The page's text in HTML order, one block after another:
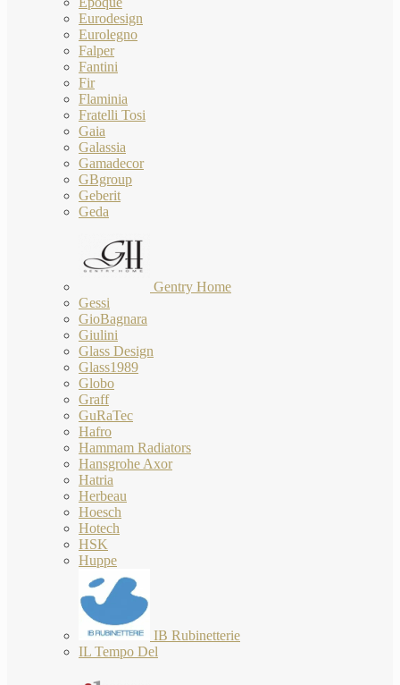
Eurodesign
Eurolegno
Falper
Fantini
Fir
Flaminia
Fratelli Tosi
Gaia
Galassia
Gamadecor
GBgroup
Geberit
Geda
Gentry Home
Gessi
GioBagnara
Giulini
Glass Design
Glass1989
Globo
Graff
GuRaTec
Hafro
Hammam Radiators
Hansgrohe Axor
Hatria
Herbeau
Hoesch
Hotech
HSK
Huppe
IB Rubinetterie
IL Tempo Del